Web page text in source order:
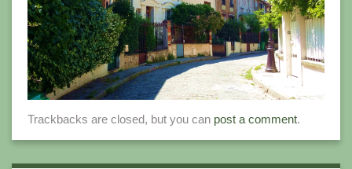
Trackbacks are closed, but you can post a comment.